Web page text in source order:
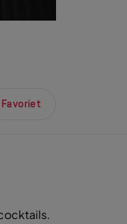
Favoriet